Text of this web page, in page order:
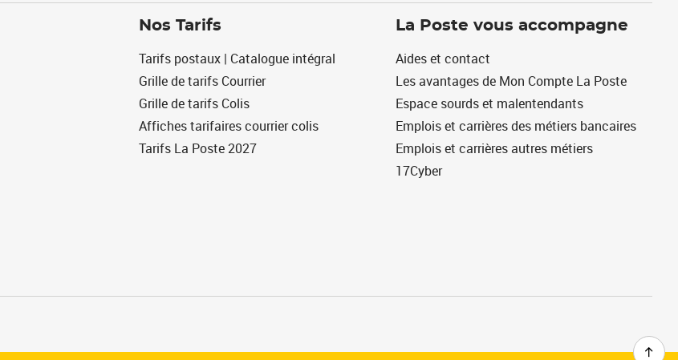
Nos Tarifs
Tarifs postaux | Catalogue intégral
Grille de tarifs Courrier
Grille de tarifs Colis
Affiches tarifaires courrier colis
Tarifs La Poste 2027
La Poste vous accompagne
Aides et contact
Les avantages de Mon Compte La Poste
Espace sourds et malentendants
Emplois et carrières des métiers bancaires
Emplois et carrières autres métiers
17Cyber